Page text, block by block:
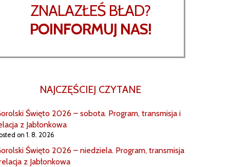
ZNALAZŁEŚ BŁAD?
POINFORMUJ NAS!
NAJCZĘŚCIEJ CZYTANE
Święto 2026 – sobota. Program, transmisja i
z Jabłonkowa
on 1. 8. 2026
Święto 2026 – niedziela. Program, transmisja
z Jabłonkowa